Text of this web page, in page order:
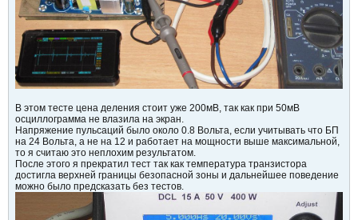
В этом тесте цена деления стоит уже 200мВ, так как при 50мВ
осциллограмма не влазила на экран.
Напряжение пульсаций было около 0.8 Вольта, если учитывать что БП
на 24 Вольта, а не на 12 и работает на мощности выше максимальной,
то я считаю это неплохим результатом.
После этого я прекратил тест так как температура транзистора
достигла верхней границы безопасной зоны и дальнейшее поведение
можно было предсказать без тестов.